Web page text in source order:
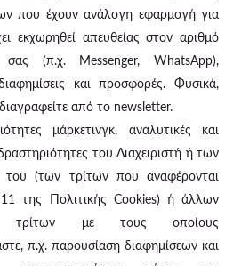
που έχουν ανάλογη εφαρμογή για
εκχωρηθεί απευθείας στον αριθμό
σας (π.χ. Messenger, WhatsApp),
και προσφορές. Φυσικά,
από το newsletter.
μάρκετινγκ, αναλυτικές και
του Διαχειριστή ή των
του (των τρίτων που αναφέρονται
της Πολιτικής Cookies) ή άλλων
τρίτων με τους οποίους
π.χ. παρουσίαση διαφημίσεων και